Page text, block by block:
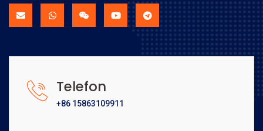
Telefon
+86 15863109911